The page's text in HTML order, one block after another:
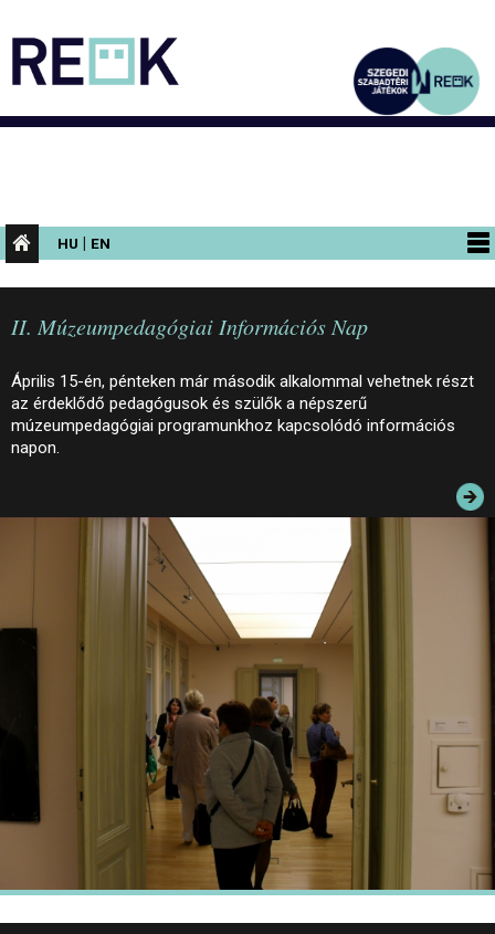
HU | EN
PROGRAMOK
KIÁLLÍTÁSOK
AZ ÉPÜLET
INFORMÁCIÓK
ELÉRHETŐSÉG
PALOTASÉTÁK ÉS VEZETÉSEK
KÖZÉRDEKŰ ADATOK
II. Múzeumpedagógiai Információs Nap
Április 15-én, pénteken már második alkalommal vehetnek részt
az érdeklődő pedagógusok és szülők a népszerű
múzeumpedagógiai programunkhoz kapcsolódó információs
napon.